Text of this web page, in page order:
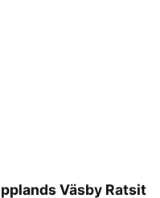
Väsby Ratsit